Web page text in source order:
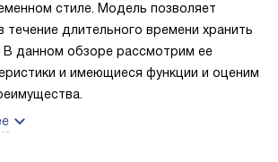
стиле. Модель позволяет
течение длительного времени хранить
данном обзоре рассмотрим ее
и имеющиеся функции и оценим